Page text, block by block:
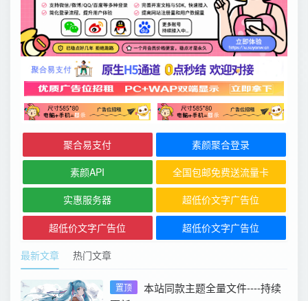
聚合易支付 素颜聚合登录
素颜API 全国包邮免费送流量卡
实惠服务器 超低价文字广告位
超低价文字广告位 超低价文字广告位
最新文章 热门文章
置顶
本站同款主题全量文件----持续